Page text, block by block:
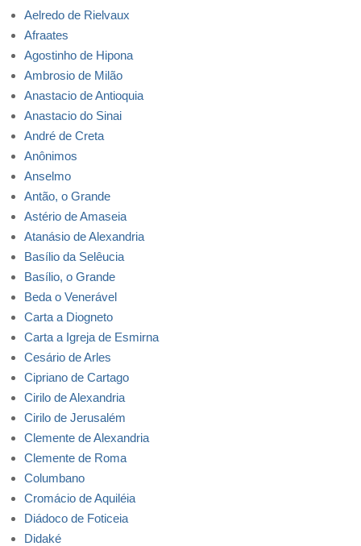
Aelredo de Rielvaux
Afraates
Agostinho de Hipona
Ambrosio de Milão
Anastacio de Antioquia
Anastacio do Sinai
André de Creta
Anônimos
Anselmo
Antão, o Grande
Astério de Amaseia
Atanásio de Alexandria
Basílio da Selêucia
Basílio, o Grande
Beda o Venerável
Carta a Diogneto
Carta a Igreja de Esmirna
Cesário de Arles
Cipriano de Cartago
Cirilo de Alexandria
Cirilo de Jerusalém
Clemente de Alexandria
Clemente de Roma
Columbano
Cromácio de Aquiléia
Diádoco de Foticeia
Didaké